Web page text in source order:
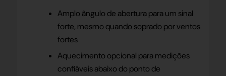
Amplo ângulo de abertura para um sinal
forte, mesmo quando soprado por ventos
fortes
Aquecimento opcional para medições
confiáveis abaixo do ponto de